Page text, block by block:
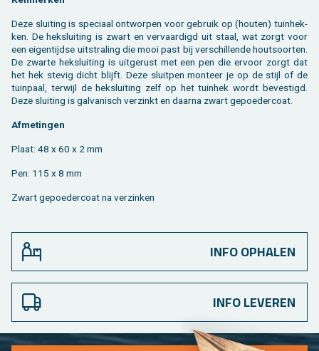
Deze slui­ting is spe­ci­aal ont­wor­pen voor ge­bruik op (hou­ten) tuin­hek­
ken. De hek­slui­ting is zwart en ver­vaar­digd uit staal, wat zorgt voor
een ei­gen­tijd­se uit­stra­ling die mooi past bij ver­schil­len­de hout­soor­ten.
De zwar­te hek­slui­ting is uit­ge­rust met een pen die er­voor zorgt dat
het hek ste­vig dicht blijft. Deze sluit­pen mon­teer je op de stijl of de
tuin­paal, ter­wijl de hek­slui­ting zelf op het tuin­hek wordt be­ves­tigd.
Deze slui­ting is gal­va­nisch ver­zinkt en daar­na zwart ge­poe­der­coat.
Af­me­tin­gen
Plaat: 48 x 60 x 2 mm
Pen: 115 x 8 mm
Zwart ge­poe­der­coat na ver­zin­ken
INFO OPHALEN
INFO LEVEREN